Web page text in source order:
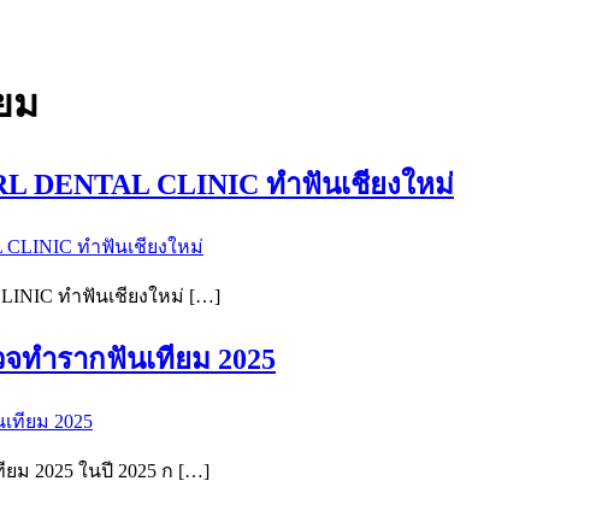
ม
DENTAL CLINIC ทำฟันเชียงใหม่
ทำฟันเชียงใหม่ […]
ทำรากฟันเทียม 2025
ม 2025 ในปี 2025 ก […]